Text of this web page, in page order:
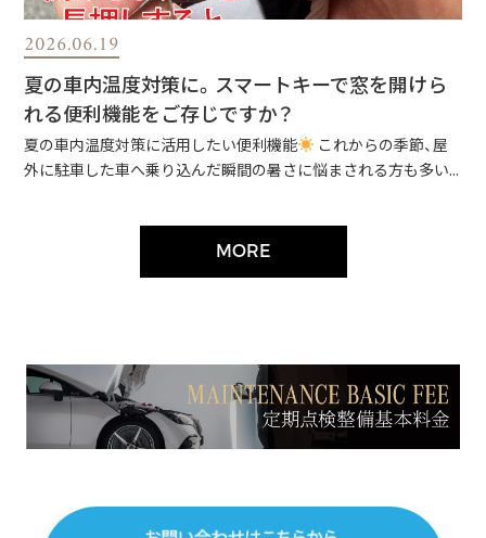
2026.06.19
夏の車内温度対策に。スマートキーで窓を開けら
れる便利機能をご存じですか？
夏の車内温度対策に活用したい便利機能
これからの季節、屋
外に駐車した車へ乗り込んだ瞬間の暑さに悩まされる方も多い...
MORE